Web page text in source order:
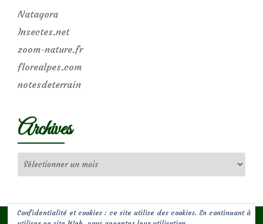
Natagora
Insectes.net
zoom-nature.fr
florealpes.com
notesdeterrain
Archives
Confidentialité et cookies : ce site utilise des cookies. En continuant à